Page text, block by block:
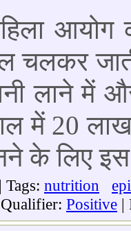
जाती
लाने में
में 20 लाख
के लिए
nutrition
Positive |